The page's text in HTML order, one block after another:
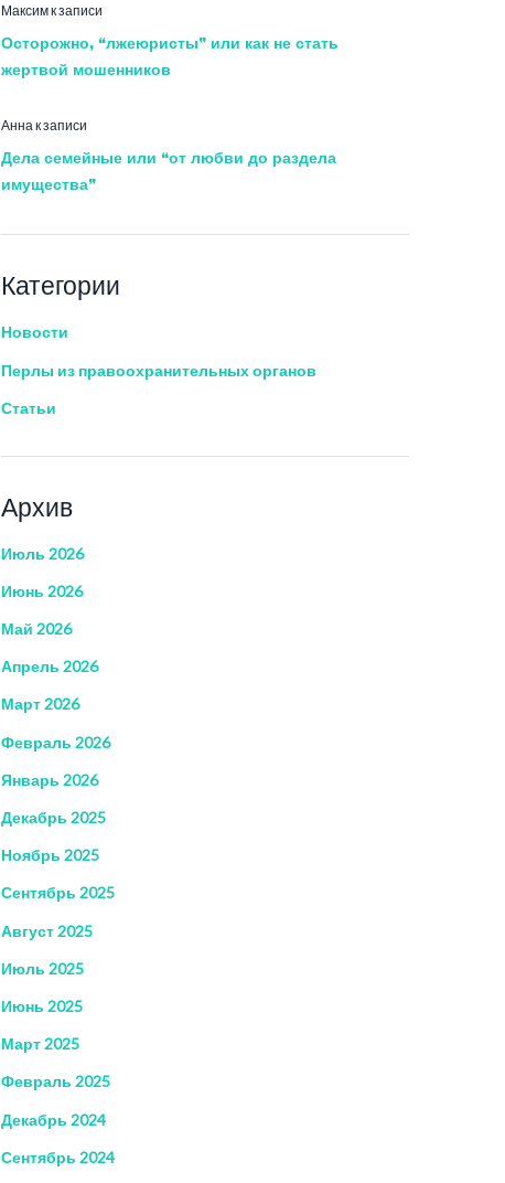
Максимк записи
Осторожно, “лжеюристы” или как не стать
жертвой мошенников
Аннак записи
Дела семейные или “от любви до раздела
имущества”
Категории
Новости
Перлы из правоохранительных органов
Статьи
Архив
Июль 2026
Июнь 2026
Май 2026
Апрель 2026
Март 2026
Февраль 2026
Январь 2026
Декабрь 2025
Ноябрь 2025
Сентябрь 2025
Август 2025
Июль 2025
Июнь 2025
Март 2025
Февраль 2025
Декабрь 2024
Сентябрь 2024